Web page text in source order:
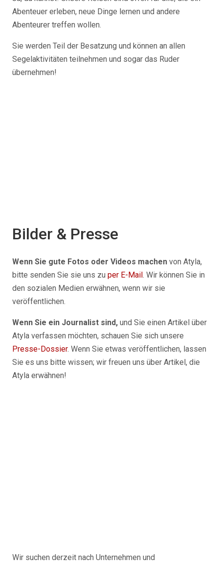
Abenteuer erleben, neue Dinge lernen und andere
Abenteurer treffen wollen.
Sie werden Teil der Besatzung und können an allen
Segelaktivitäten teilnehmen und sogar das Ruder
übernehmen!
Bilder & Presse
Wenn Sie gute Fotos oder Videos machenvon Atyla,
bitte senden Sie sie uns zu per E-Mail. Wir können Sie in
den sozialen Medien erwähnen, wenn wir sie
veröffentlichen.
Wenn Sie ein Journalist sind,und Sie einen Artikel über
Atyla verfassen möchten, schauen Sie sich unsere
Presse-Dossier. Wenn Sie etwas veröffentlichen, lassen
Sie es uns bitte wissen; wir freuen uns über Artikel, die
Atyla erwähnen!
Wir suchen derzeit nach Unternehmen und